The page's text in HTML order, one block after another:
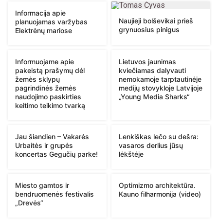
Informacija apie
planuojamas varžybas
Elektrėnų mariose
Naujieji bolševikai prieš
grynuosius pinigus
Informuojame apie
pakeistą prašymų dėl
žemės sklypų
pagrindinės žemės
naudojimo paskirties
keitimo teikimo tvarką
Lietuvos jaunimas
kviečiamas dalyvauti
nemokamoje tarptautinėje
medijų stovykloje Latvijoje
„Young Media Sharks“
Jau šiandien – Vakarės
Urbaitės ir grupės
koncertas Gegučių parke!
Lenkiškas lečo su dešra:
vasaros derlius jūsų
lėkštėje
Miesto gamtos ir
bendruomenės festivalis
„Drevės“
Optimizmo architektūra.
Kauno filharmonija (video)